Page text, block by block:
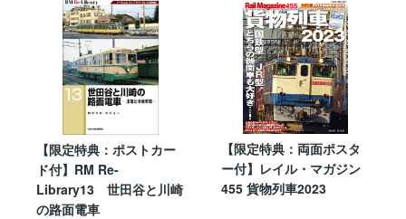
【限定特典：ポストカー
ド付】RM Re-
Library13 世田谷と川崎
の路面電車
【限定特典：両面ポスタ
ー付】レイル・マガジン
455 貨物列車2023